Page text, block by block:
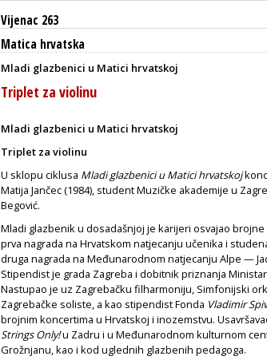
Vijenac 263
Matica hrvatska
Mladi glazbenici u Matici hrvatskoj
Triplet za violinu
Mladi glazbenici u Matici hrvatskoj
Triplet za violinu
U sklopu ciklusa Mladi glazbenici u Matici hrvatskoj
Matija Jančec (1984), student Muzičke akademije u
Begović.
Mladi glazbenik u dosadašnjoj je karijeri osvajao
prva nagrada na Hrvatskom natjecanju učenika i
druga nagrada na Međunarodnom natjecanju Alpe —
Stipendist je grada Zagreba i dobitnik priznanja
Nastupao je uz Zagrebačku filharmoniju, Simfonijski
Zagrebačke soliste, a kao stipendist Fonda Vladimir
brojnim koncertima u Hrvatskoj i inozemstvu.
Strings Only!u Zadru i u Međunarodnom kulturnom
Grožnjanu, kao i kod uglednih glazbenih pedagoga.